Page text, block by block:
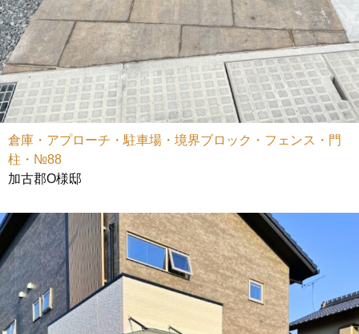
倉庫・アプローチ・駐車場・境界ブロック・フェンス・門
柱・№88
加古郡O様邸